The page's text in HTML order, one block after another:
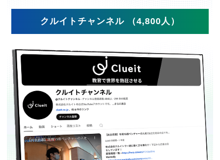
クルイトチャンネル （4,800人）